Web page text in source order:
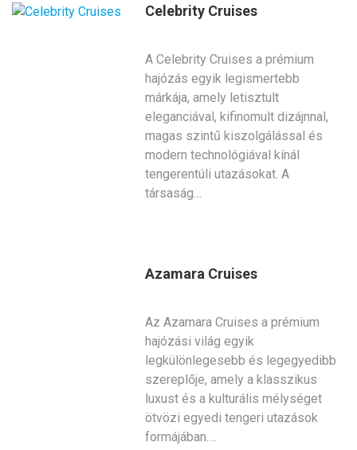
Celebrity Cruises
A Celebrity Cruises a prémium
hajózás egyik legismertebb
márkája, amely letisztult
eleganciával, kifinomult dizájnnal,
magas szintű kiszolgálással és
modern technológiával kínál
tengerentúli utazásokat. A
társaság…
Azamara Cruises
Az Azamara Cruises a prémium
hajózási világ egyik
legkülönlegesebb és legegyedibb
szereplője, amely a klasszikus
luxust és a kulturális mélységet
ötvözi egyedi tengeri utazások
formájában.…